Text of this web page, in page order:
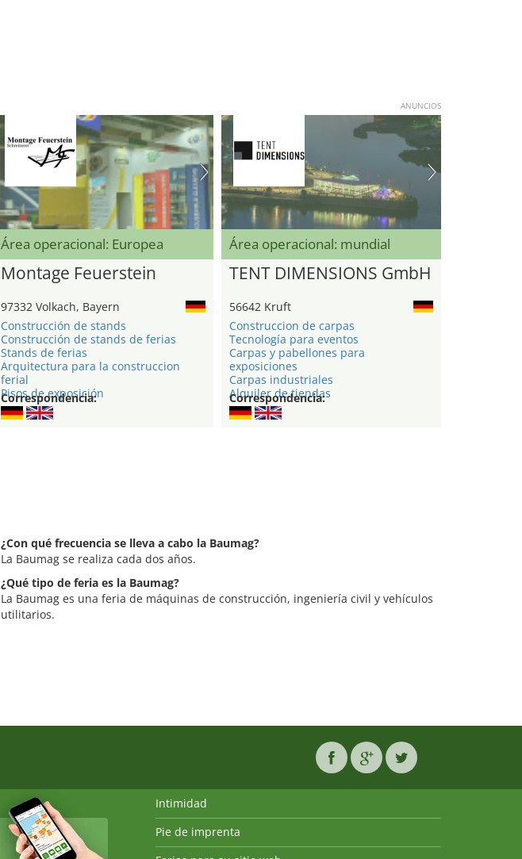
ANUNCIOS
Área operacional: Europea
Montage Feuerstein
97332 Volkach, Bayern
Construcción de stands
Construcción de stands de ferias
Stands de ferias
Arquitectura para la construccion
ferial
Pisos de exposición
Correspondencia:
Área operacional: mundial
TENT DIMENSIONS GmbH
56642 Kruft
Construccion de carpas
Tecnología para eventos
Carpas y pabellones para
exposiciones
Carpas industriales
Alquiler de tiendas
Correspondencia:
¿Con qué frecuencia se lleva a cabo la Baumag?
La Baumag se realiza cada dos años.
¿Qué tipo de feria es la Baumag?
La Baumag es una feria de máquinas de construcción, ingeniería civil y vehículos
utilitarios.
Intimidad
Pie de imprenta